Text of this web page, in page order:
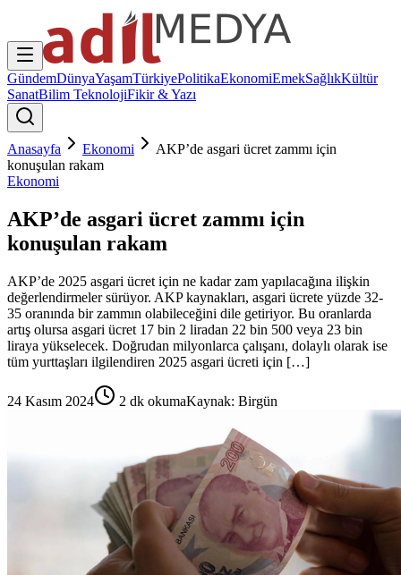
GündemDünyaYaşamTürkiyePolitikaEkonomiEmekSağlıkKültür
SanatBilim TeknolojiFikir & Yazı
Anasayfa Ekonomi
AKP’de asgari ücret zammı için
konuşulan rakam
Ekonomi
AKP’de asgari ücret zammı için
konuşulan rakam
AKP’de 2025 asgari ücret için ne kadar zam yapılacağına ilişkin
değerlendirmeler sürüyor. AKP kaynakları, asgari ücrete yüzde 32-
35 oranında bir zammın olabileceğini dile getiriyor. Bu oranlarda
artış olursa asgari ücret 17 bin 2 liradan 22 bin 500 veya 23 bin
liraya yükselecek. Doğrudan milyonlarca çalışanı, dolaylı olarak ise
tüm yurttaşları ilgilendiren 2025 asgari ücreti için […]
24 Kasım 2024 2 dk okumaKaynak: Birgün